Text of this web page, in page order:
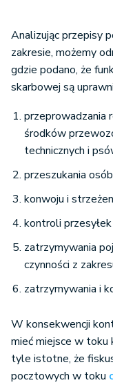
Analizując przepisy
zakresie, możemy
gdzie podano, że
skarbowej są
przeprowadzania
środków
technicznych i
przeszukania
konwoju i
kontroli
zatrzymywania
czynności z
zatrzymywania i
W konsekwencji
mieć miejsce w
tyle istotne, że
pocztowych w toku